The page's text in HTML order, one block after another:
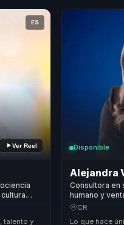
ES
Ver Reel
talento y
Disponible
Alejandra
Consultora en
humano y
empresas a
CR
Lo que hace